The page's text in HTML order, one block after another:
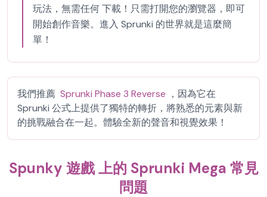
玩法，無需任何 下載！只需打開您的瀏覽器，即可
開始創作音樂。進入 Sprunki 的世界就是這麼簡
單！
我們推薦 Sprunki Phase 3 Reverse ，因為它在
Sprunki 公式上提供了獨特的轉折，將熟悉的元素與新
的挑戰融合在一起。體驗全新的聲音和視覺效果！
Spunky 遊戲 上的 Sprunki Mega 常見
問題